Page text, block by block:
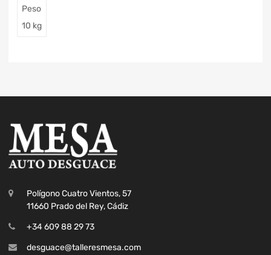
Peso
10 kg
Polígono Cuatro Vientos, 57
11660 Prado del Rey, Cádiz
+34 609 88 29 73
desguace@talleresmesa.com